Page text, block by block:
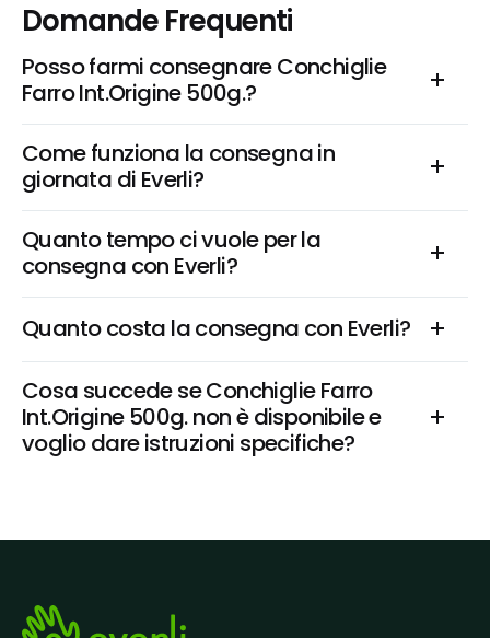
Domande Frequenti
Posso farmi consegnare Conchiglie
Farro Int.Origine 500g.?
Come funziona la consegna in
giornata di Everli?
Quanto tempo ci vuole per la
consegna con Everli?
Quanto costa la consegna con Everli?
Cosa succede se Conchiglie Farro
Int.Origine 500g. non è disponibile e
voglio dare istruzioni specifiche?